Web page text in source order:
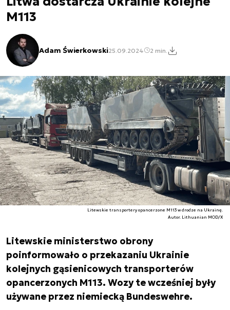
M113
Adam Świerkowski25.09.2024 2 min.
Litewskie transportery opancerzone M113 w drodze na Ukrainę.
Autor. Lithuanian MOD/X
Litewskie ministerstwo obrony
poinformowało o przekazaniu Ukrainie
kolejnych gąsienicowych transporterów
opancerzonych M113. Wozy te wcześniej były
używane przez niemiecką Bundeswehre.